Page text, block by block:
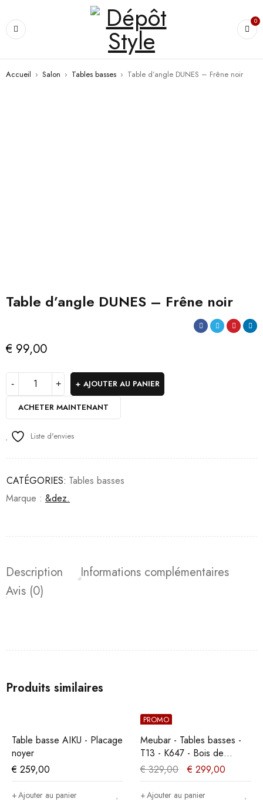
0
Accueil › Salon › Tables basses › Table d’angle DUNES – Frêne noir
Table d’angle DUNES – Frêne noir
€ 99,00
AJOUTER AU PANIER
ACHETER MAINTENANT
Liste d'envies
CATÉGORIES: Tables basses
Marque : &dez.
Description
Informations complémentaires
Avis (0)
Produits similaires
Table basse AIKU - Placage
noyer
€ 259,00
Ajouter au panier
PROMO
Meubar - Tables basses -
T13 - K647 - Bois de
marine foncé/Noir -
135x42x68cm
€329,00 € 299,00
Ajouter au panier